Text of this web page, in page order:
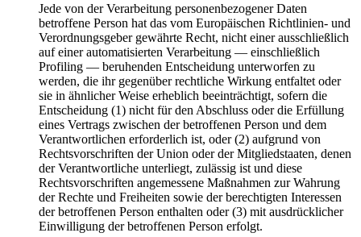
Jede von der Verarbeitung personenbezogener Daten
betroffene Person hat das vom Europäischen Richtlinien- und
Verordnungsgeber gewährte Recht, nicht einer ausschließlich
auf einer automatisierten Verarbeitung — einschließlich
Profiling — beruhenden Entscheidung unterworfen zu
werden, die ihr gegenüber rechtliche Wirkung entfaltet oder
sie in ähnlicher Weise erheblich beeinträchtigt, sofern die
Entscheidung (1) nicht für den Abschluss oder die Erfüllung
eines Vertrags zwischen der betroffenen Person und dem
Verantwortlichen erforderlich ist, oder (2) aufgrund von
Rechtsvorschriften der Union oder der Mitgliedstaaten, denen
der Verantwortliche unterliegt, zulässig ist und diese
Rechtsvorschriften angemessene Maßnahmen zur Wahrung
der Rechte und Freiheiten sowie der berechtigten Interessen
der betroffenen Person enthalten oder (3) mit ausdrücklicher
Einwilligung der betroffenen Person erfolgt.